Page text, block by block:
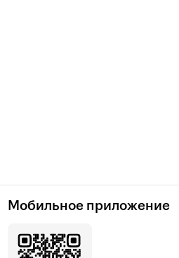
Мобильное приложение